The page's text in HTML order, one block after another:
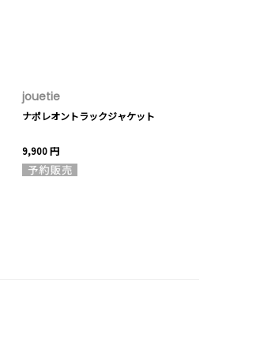
jouetie
ナポレオントラックジャケット
9,900 円